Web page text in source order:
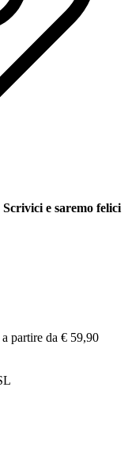
e saremo felici
a partire da € 59,90